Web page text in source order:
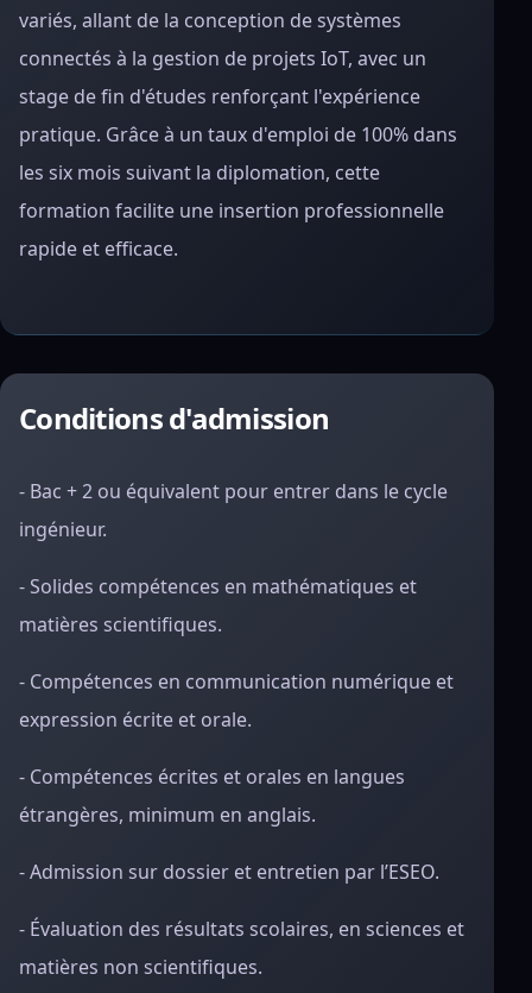
variés, allant de la conception de systèmes
connectés à la gestion de projets IoT, avec un
stage de fin d'études renforçant l'expérience
pratique. Grâce à un taux d'emploi de 100% dans
les six mois suivant la diplomation, cette
formation facilite une insertion professionnelle
rapide et efficace.
Conditions d'admission
- Bac + 2 ou équivalent pour entrer dans le cycle
ingénieur.
- Solides compétences en mathématiques et
matières scientifiques.
- Compétences en communication numérique et
expression écrite et orale.
- Compétences écrites et orales en langues
étrangères, minimum en anglais.
- Admission sur dossier et entretien par l’ESEO.
- Évaluation des résultats scolaires, en sciences et
matières non scientifiques.